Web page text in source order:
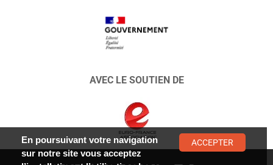
AVEC LE SOUTIEN DE
En poursuivant votre navigation
sur notre site vous acceptez
ACCEPTER